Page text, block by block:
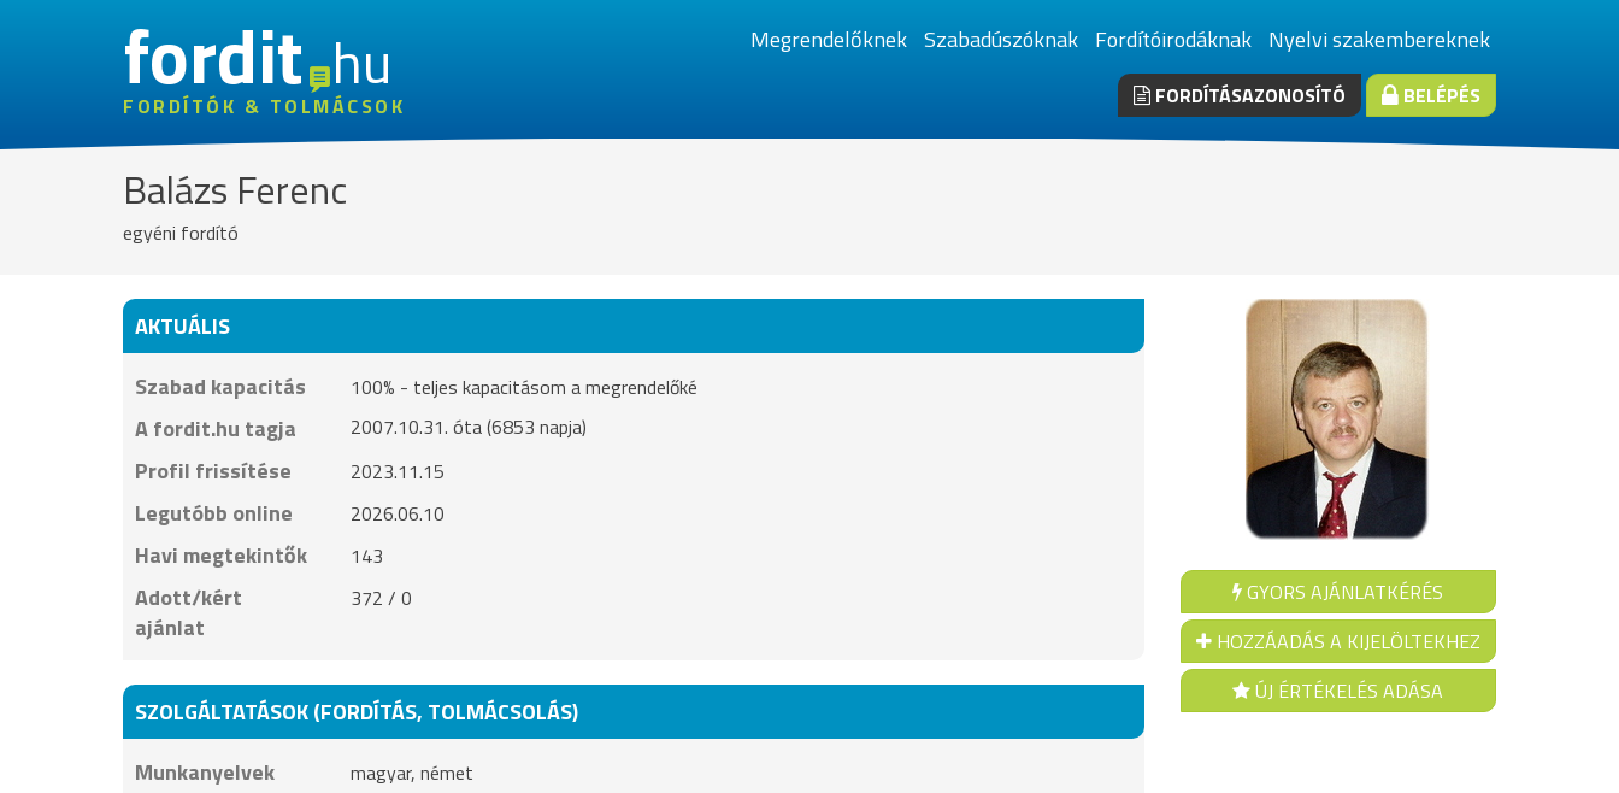
fordithu
FORDÍTÓK & TOLMÁCSOK
Megrendelőknek Szabadúszóknak Fordítóirodáknak Nyelvi szakembereknek
FORDÍTÁSAZONOSÍTÓ BELÉPÉS
Balázs Ferenc
egyéni fordító
GYORS AJÁNLATKÉRÉS
HOZZÁADÁS A KIJELÖLTEKHEZ
ÚJ ÉRTÉKELÉS ADÁSA
AKTUÁLIS
Szabad kapacitás
100% - teljes kapacitásom a megrendelőké
A fordit.hu tagja 2007.10.31. óta (6853 napja)
Profil frissítése 2023.11.15
Legutóbb online 2026.06.10
Havi megtekintők 143
Adott/kért
ajánlat
372 / 0
SZOLGÁLTATÁSOK (FORDÍTÁS, TOLMÁCSOLÁS)
Munkanyelvek
magyar, német